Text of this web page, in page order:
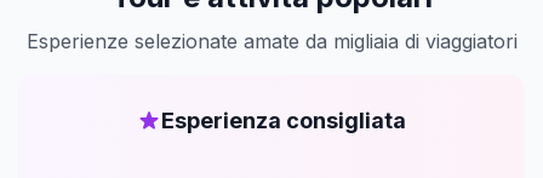
Esperienze selezionate amate da migliaia di viaggiatori
Esperienza consigliata